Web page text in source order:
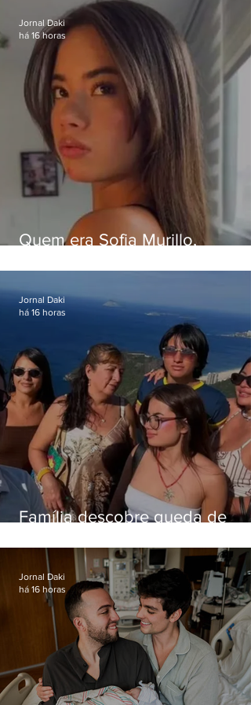
Quem era Sofia Murillo,
em queda de helicóptero no
Jornal Daki
há 16 horas
Família descobre queda de
enquanto aguardava segundo
voo
Jornal Daki
há 16 horas
Jornal Daki
há 16 horas